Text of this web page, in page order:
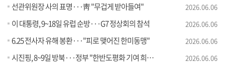
선관위원장 사의 표명···靑 "무겁게 받아들여" 2026.06.06
이 대통령, 9~18일 유럽 순방···G7 정상회의 참석 2026.06.06
6.25 전사자 유해 봉환···"피로 맺어진 한미동맹" 2026.06.06
시진핑, 8~9일 방북···정부 "한반도평화 기여 희망" 2026.06.06